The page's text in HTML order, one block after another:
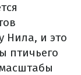
Нила, и это
птичьего